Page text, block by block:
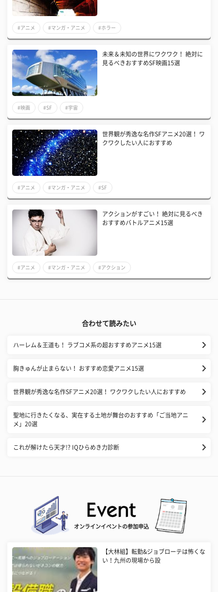
#アニメ #マンガ・アニメ #ホラー
未来＆未知の世界にワクワク！ 絶対に
見るべきおすすめSF映画15選
#映画 #SF #宇宙
世界観が秀逸な名作SFアニメ20選！ ワ
クワクしたい人におすすめ
#アニメ #マンガ・アニメ #SF
アクションがすごい！ 絶対に見るべき
おすすめバトルアニメ15選
#アニメ #マンガ・アニメ #アクション
合わせて読みたい
ハーレム＆王道も！ ラブコメ系の超おすすめアニメ15選
胸きゅんが止まらない！ おすすめ恋愛アニメ15選
世界観が秀逸な名作SFアニメ20選！ ワクワクしたい人におすすめ
聖地に行きたくなる、実在する土地が舞台のおすすめ「ご当地アニ
メ」20選
これが解けたら天才!? IQひらめき力診断
オンラインイベントの参加申込
【大林組】転勤&ジョブローテは怖くな
い！九州の現場から設